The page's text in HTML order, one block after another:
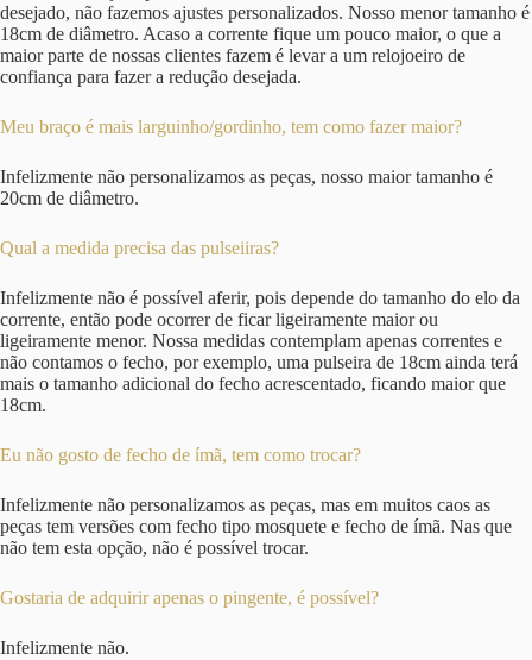
desejado, não fazemos ajustes personalizados. Nosso menor tamanho é
18cm de diâmetro. Acaso a corrente fique um pouco maior, o que a
maior parte de nossas clientes fazem é levar a um relojoeiro de
confiança para fazer a redução desejada.
Meu braço é mais larguinho/gordinho, tem como fazer maior?
Infelizmente não personalizamos as peças, nosso maior tamanho é
20cm de diâmetro.
Qual a medida precisa das pulseiiras?
Infelizmente não é possível aferir, pois depende do tamanho do elo da
corrente, então pode ocorrer de ficar ligeiramente maior ou
ligeiramente menor. Nossa medidas contemplam apenas correntes e
não contamos o fecho, por exemplo, uma pulseira de 18cm ainda terá
mais o tamanho adicional do fecho acrescentado, ficando maior que
18cm.
Eu não gosto de fecho de ímã, tem como trocar?
Infelizmente não personalizamos as peças, mas em muitos caos as
peças tem versões com fecho tipo mosquete e fecho de ímã. Nas que
não tem esta opção, não é possível trocar.
Gostaria de adquirir apenas o pingente, é possível?
Infelizmente não.